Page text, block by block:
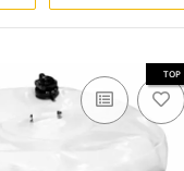
TOP